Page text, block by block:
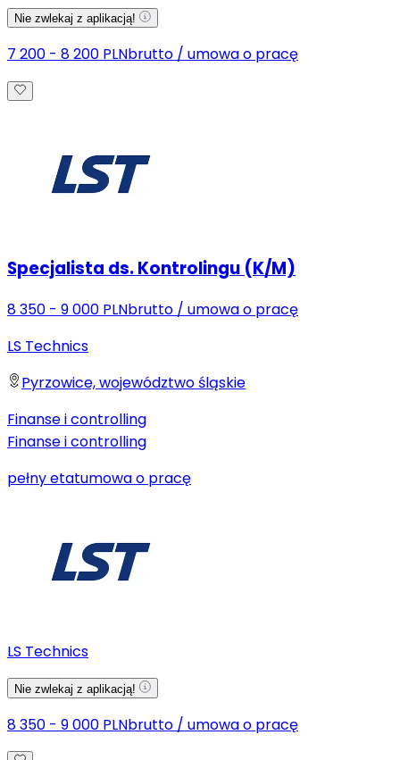
Nie zwlekaj z aplikacją!
7 200 - 8 200 PLNbrutto / umowa o pracę
Specjalista ds. Kontrolingu (K/M)
8 350 - 9 000 PLNbrutto / umowa o pracę
LS Technics
Pyrzowice, województwo śląskie
Finanse i controlling
Finanse i controlling
pełny etatumowa o pracę
LS Technics
Nie zwlekaj z aplikacją!
8 350 - 9 000 PLNbrutto / umowa o pracę